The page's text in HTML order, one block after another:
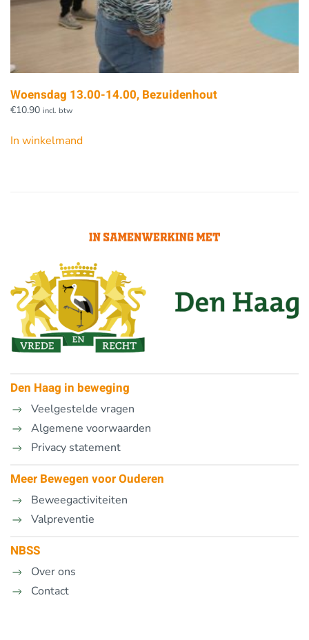
Woensdag 13.00-14.00, Bezuidenhout
€10.90 incl. btw
In winkelmand
Den Haag in beweging
Veelgestelde vragen
Algemene voorwaarden
Privacy statement
Meer Bewegen voor Ouderen
Beweegactiviteiten
Valpreventie
NBSS
Over ons
Contact